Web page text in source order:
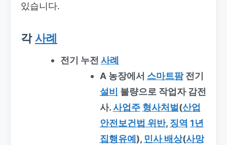
있습니다.
각사례
전기 누전 사례
A 농장에서 스마트팜전기
설비 불량으로 작업자 감전
사.사업주 형사처벌 (산업
안전보건법 위반, 징역 1년
집행유예 ), 민사 배상(사망